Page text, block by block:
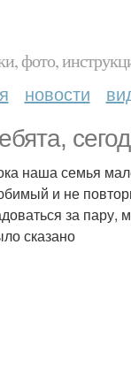
фото,
новости
наша семья
и не
за пару,
сказано